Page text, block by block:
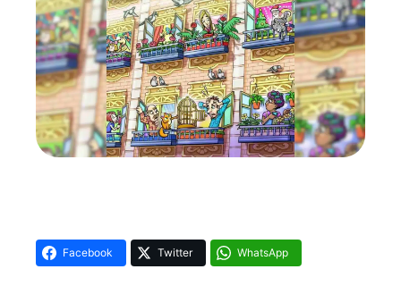
Facebook Twitter WhatsApp